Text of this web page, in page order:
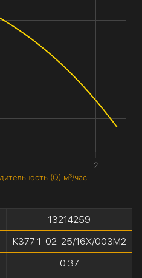
(Q) м³/час
2
13214259
К377 1-02-25/16Х/003М2
0.37